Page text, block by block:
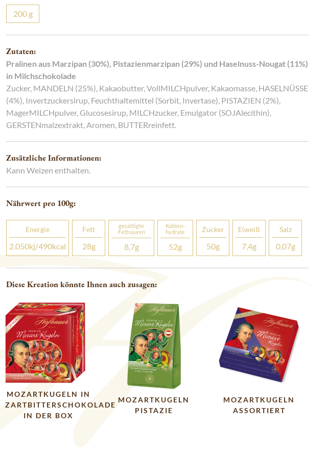
200 g
Zutaten:
Pralinen aus Marzipan (30%), Pistazienmarzipan (29%) und Haselnuss-Nougat (11%)
in Milchschokolade
Zucker, MANDELN (25%), Kakaobutter, VollMILCHpulver, Kakaomasse, HASELNÜSSE
(4%), Invertzuckersirup, Feuchthaltemittel (Sorbit, Invertase), PISTAZIEN (2%),
MagerMILCHpulver, Glucosesirup, MILCHzucker, Emulgator (SOJAlecithin),
GERSTENmalzextrakt, Aromen, BUTTERreinfett.
Zusätzliche Informationen:
Kann Weizen enthalten.
Nährwert pro 100g:
Energie
2.050kj/490kcal
Fett
28g
gesättigte
Fettsäuren
8,7g
Kohlen­­
hydrate
52g
Zucker
50g
Eiweiß
7,4g
Salz
0,07g
Diese Kreation könnte Ihnen auch zusagen:
MOZARTKUGELN IN
ZARTBITTERSCHOKOLADE
IN DER BOX
MOZARTKUGELN
PISTAZIE
MOZARTKUGELN
ASSORTIERT